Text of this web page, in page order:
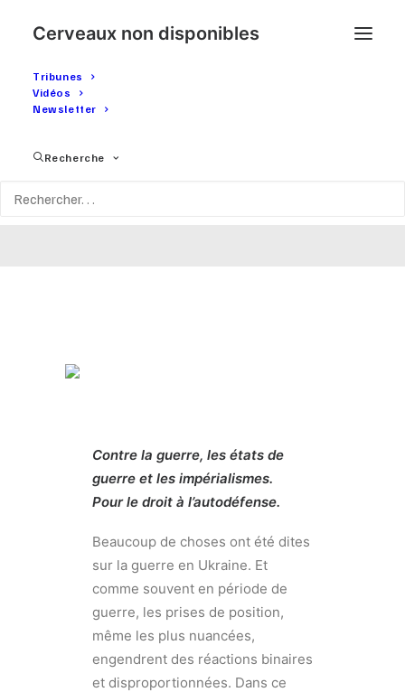
Cerveaux non disponibles
Tribunes
Vidéos
Newsletter
Recherche
position anti-guerre
Contre la guerre, les états de
guerre et les impérialismes.
Pour le droit à l’autodéfense.
Beaucoup de choses ont été dites
sur la guerre en Ukraine. Et
comme souvent en période de
guerre, les prises de position,
même les plus nuancées,
engendrent des réactions binaires
et disproportionnées. Dans ce